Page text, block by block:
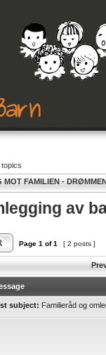
MOT FAMILIEN -
av
Page 1 of1 [ 2 posts ]
subject: Familieråd og